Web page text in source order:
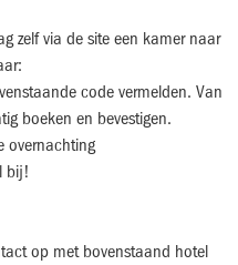
zelf via de site een kamer naar
code vermelden. Van
boeken en bevestigen.
overnachting
bij!
op met bovenstaand hotel